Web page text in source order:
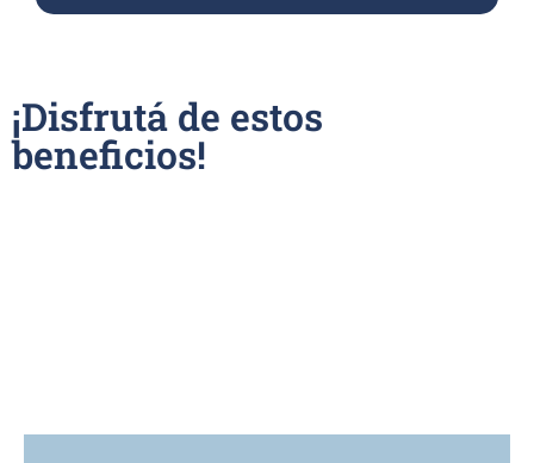
¡Disfrutá de estos
beneficios!